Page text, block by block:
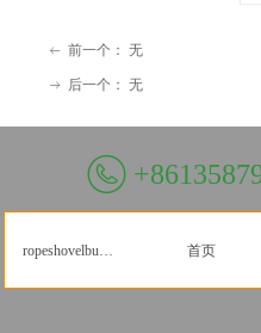
ꂃ 前一个： 无
ꁹ 后一个： 无
ropeshovelbuckets 首页